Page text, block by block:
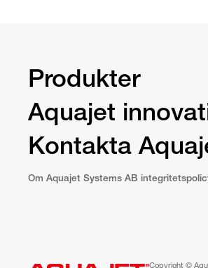
Produkter
Aquajet
Kontakta
Om Aquajet Systems AB